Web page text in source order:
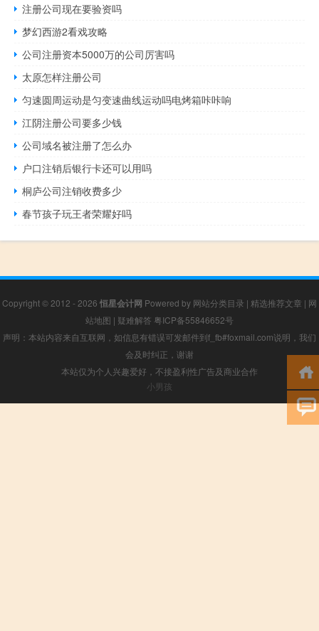
注册公司现在要验资吗
梦幻西游2看戏攻略
公司注册资本5000万的公司厉害吗
太原怎样注册公司
匀速圆周运动是匀变速曲线运动吗电烤箱咔咔响
江阴注册公司要多少钱
公司域名被注册了怎么办
户口注销后银行卡还可以用吗
桐庐公司注销收费多少
春节孩子玩王者荣耀好吗
Copyright © 2012 - 2026 恒星会计网 Powered by 网站分类目录 | 精选推荐文章 | 网
站地图 | 疑难解答 粤ICP备55846652号
声明：本站内容来自互联网，如信息有错误可发邮件到f_fb#foxmail.com说明，我们
会及时纠正，谢谢
本站仅为个人兴趣爱好，不接盈利性广告及商业合作
小男孩